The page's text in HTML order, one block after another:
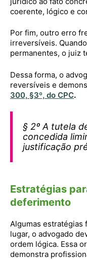
coerente, lógico e
Por fim, outro erro
irreversíveis.
permanentes, o juiz
Dessa forma, o
reversíveis e
300, §3º, do CPC.
§ 2º A tutela
concedida
justificação
Estratégias
deferimento
Algumas estratégias
lugar, o advogado
ordem lógica. Essa
demonstra